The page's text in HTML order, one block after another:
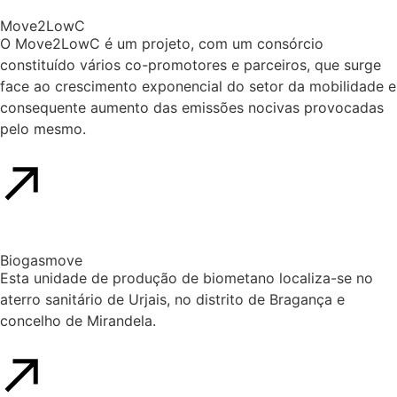
Move2LowC
O Move2LowC é um projeto, com um consórcio
constituído vários co-promotores e parceiros, que surge
face ao crescimento exponencial do setor da mobilidade e
consequente aumento das emissões nocivas provocadas
pelo mesmo.
Biogasmove
Esta unidade de produção de biometano localiza-se no
aterro sanitário de Urjais, no distrito de Bragança e
concelho de Mirandela.